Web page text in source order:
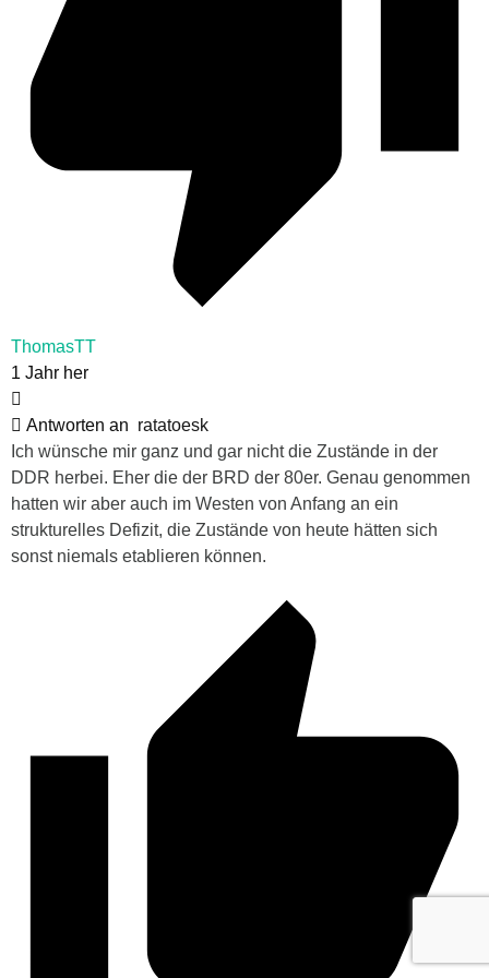
ThomasTT
1 Jahr her
Antworten an ratatoesk
Ich wünsche mir ganz und gar nicht die Zustände in der
DDR herbei. Eher die der BRD der 80er. Genau genommen
hatten wir aber auch im Westen von Anfang an ein
strukturelles Defizit, die Zustände von heute hätten sich
sonst niemals etablieren können.